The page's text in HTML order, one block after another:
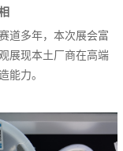
道多年，本次展会富
展现本土厂商在高端
能力。